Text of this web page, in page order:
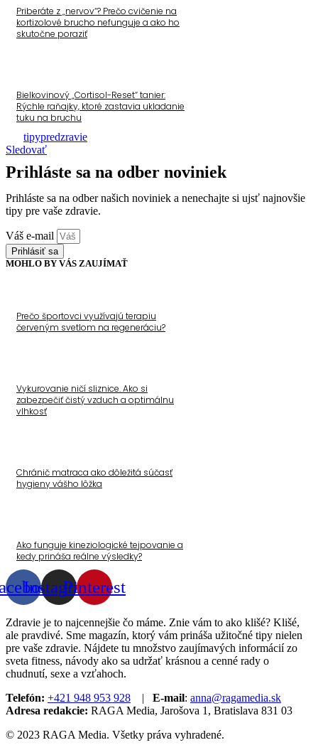
Priberáte z „nervov“? Prečo cvičenie na
kortizolové brucho nefunguje a ako ho
skutočne poraziť
Bielkovinový „Cortisol-Reset“ tanier:
Rýchle raňajky, ktoré zastavia ukladanie
tuku na bruchu
tipypredzravie
Sledovať
Prihláste sa na odber noviniek
Prihláste sa na odber našich noviniek a nenechajte si ujsť najnovšie
tipy pre vaše zdravie.
Váš e-mail
Prihlásiť sa
MOHLO BY VÁS ZAUJÍMAŤ
Prečo športovci využívajú terapiu
červeným svetlom na regeneráciu?
Vykurovanie ničí sliznice. Ako si
zabezpečiť čistý vzduch a optimálnu
vlhkosť
Chránič matraca ako dôležitá súčasť
hygieny vášho lôžka
Ako funguje kineziologické tejpovanie a
kedy prináša reálne výsledky?
InstagramPinterest
Zdravie je to najcennejšie čo máme. Znie vám to ako klišé? Klišé,
ale pravdivé. Sme magazín, ktorý vám prináša užitočné tipy nielen
pre vaše zdravie. Nájdete tu množstvo zaujímavých informácií zo
sveta fitness, návody ako sa udržať krásnou a cenné rady o
chudnutí, sexe a vzťahoch.
Telefón: +421 948 953 928 | E-mail: anna@ragamedia.sk
Adresa redakcie: RAGA Media, Jarošova 1, Bratislava 831 03
© 2023 RAGA Media. Všetky práva vyhradené.